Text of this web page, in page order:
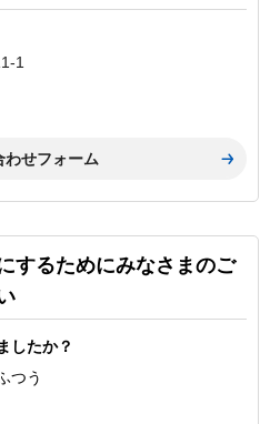
1
するためにみなさまのご
したか？
つう